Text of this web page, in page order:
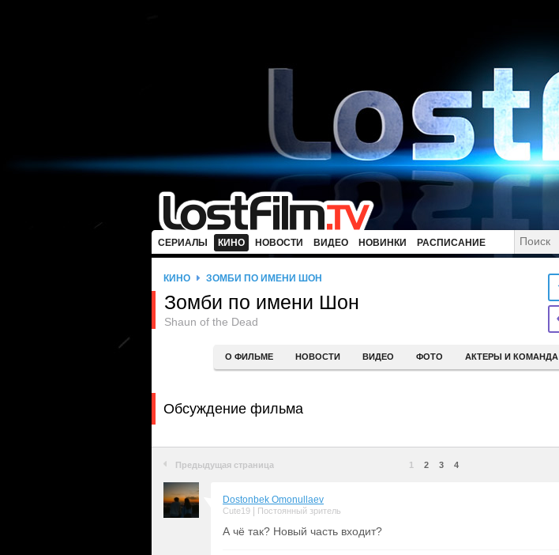
СЕРИАЛЫ КИНО НОВОСТИ ВИДЕО НОВИНКИ РАСПИСАНИЕ
КИНО ЗОМБИ ПО ИМЕНИ ШОН
Зомби по имени Шон
Shaun of the Dead
О ФИЛЬМЕ НОВОСТИ ВИДЕО ФОТО АКТЕРЫ И КОМАНДА
Обсуждение фильма
Предыдущая страница 1 2 3 4
Dostonbek Omonullaev
Cute19 Постоянный зритель
А чё так? Новый часть входит?